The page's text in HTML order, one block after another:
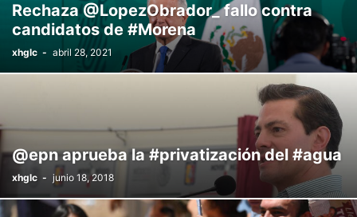
Rechaza @LopezObrador_ fallo contra
candidatos de #Morena
xhglc - abril 28, 2021
@epn aprueba la #privatización del #agua
xhglc - junio 18, 2018